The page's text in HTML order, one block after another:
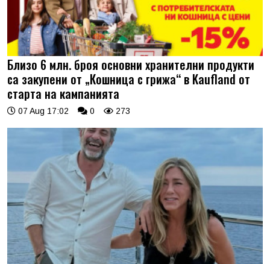
Близо 6 млн. броя основни хранителни продукти
са закупени от „Кошница с грижа“ в Kaufland от
старта на кампанията
07 Aug 17:02 0 273